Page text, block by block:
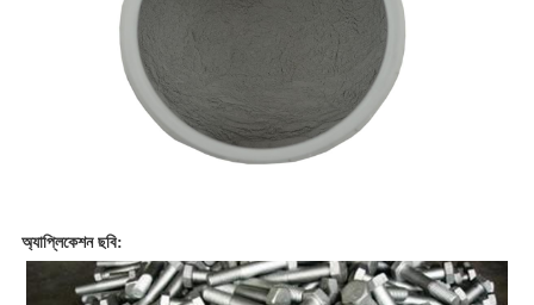
অ্যাপ্লিকেশন ছবি: